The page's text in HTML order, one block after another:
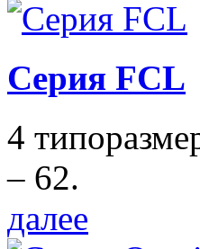
Серия FCL
4
– 62.
далее